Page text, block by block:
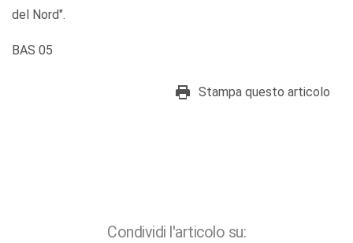
del Nord".
BAS 05
Stampa questo articolo
Condividi l'articolo su: